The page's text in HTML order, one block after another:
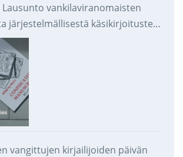
Lausunto vankilaviranomaisten
järjestelmällisestä käsikirjoitusten
ja tuhoamisesta
vangittujen kirjailijoiden päivän